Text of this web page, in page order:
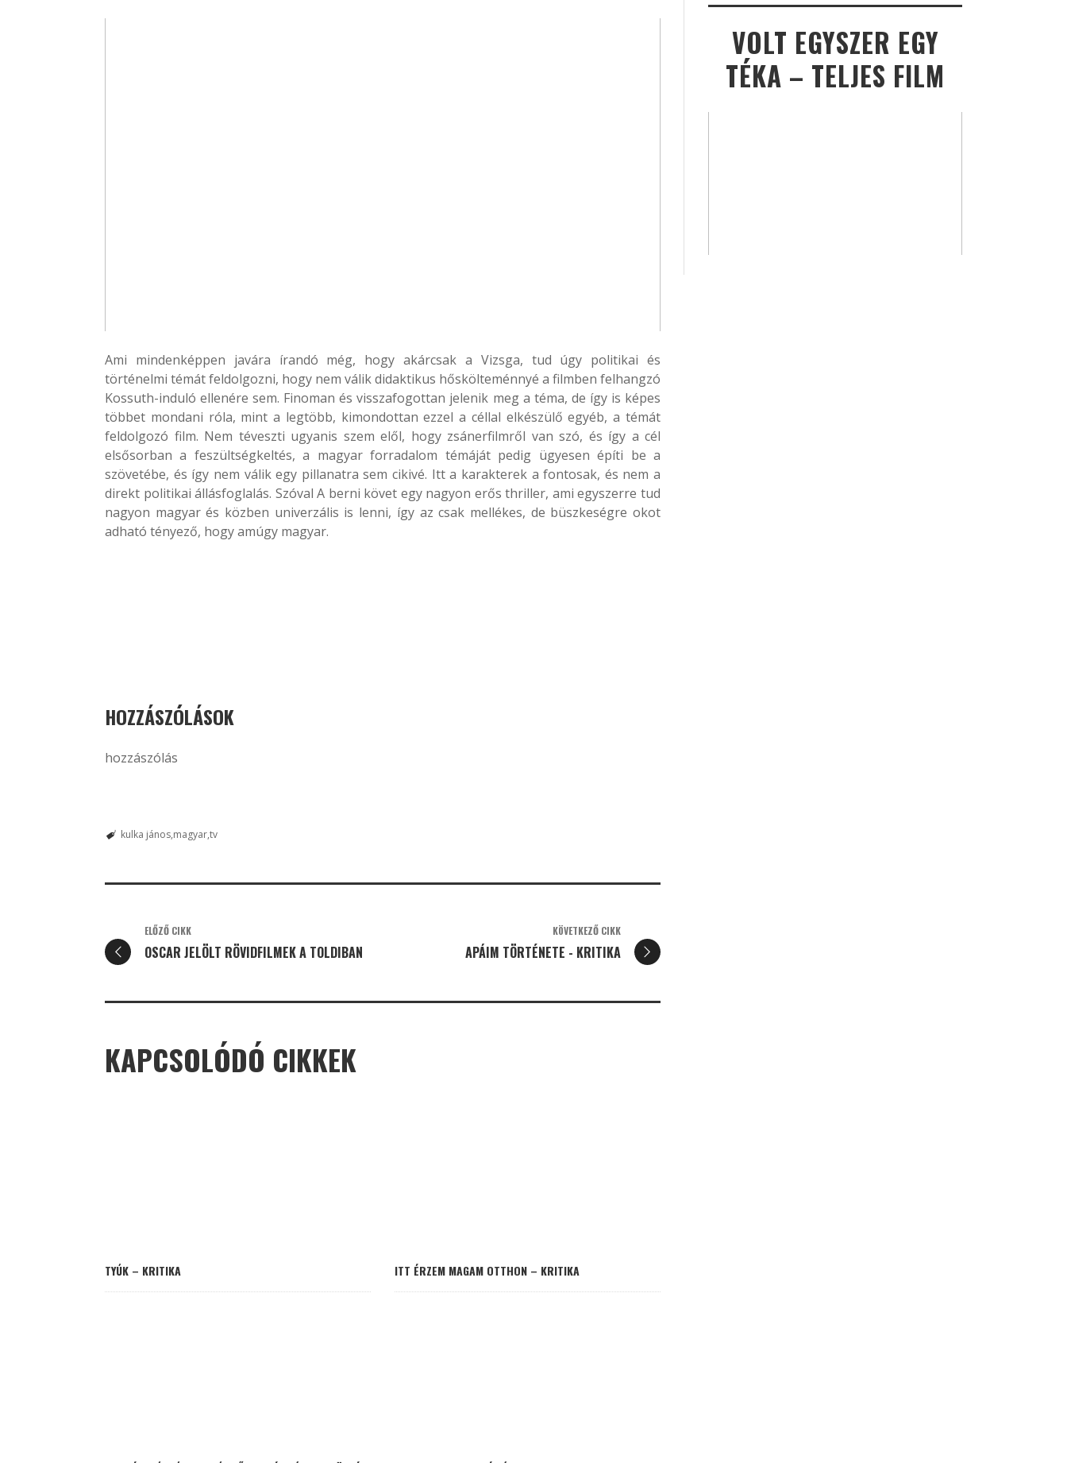
Ami mindenképpen javára írandó még, hogy akárcsak a Vizsga, tud úgy politikai és
történelmi témát feldolgozni, hogy nem válik didaktikus hőskölteménnyé a filmben felhangzó
Kossuth-induló ellenére sem. Finoman és visszafogottan jelenik meg a téma, de így is képes
többet mondani róla, mint a legtöbb, kimondottan ezzel a céllal elkészülő egyéb, a témát
feldolgozó film. Nem téveszti ugyanis szem elől, hogy zsánerfilmről van szó, és így a cél
elsősorban a feszültségkeltés, a magyar forradalom témáját pedig ügyesen építi be a
szövetébe, és így nem válik egy pillanatra sem cikivé. Itt a karakterek a fontosak, és nem a
direkt politikai állásfoglalás. Szóval A berni követ egy nagyon erős thriller, ami egyszerre tud
nagyon magyar és közben univerzális is lenni, így az csak mellékes, de büszkeségre okot
adható tényező, hogy amúgy magyar.
HOZZÁSZÓLÁSOK
hozzászólás
kulka jános magyartv
ELŐZŐ CIKK
OSCAR JELÖLT RÖVIDFILMEK A TOLDIBAN
KÖVETKEZŐ CIKK
APÁIM TÖRTÉNETE - KRITIKA
KAPCSOLÓDÓ CIKKEK
TYÚK – KRITIKA ITT ÉRZEM MAGAM OTTHON – KRITIKA
VOLT EGYSZER EGY
TÉKA – TELJES FILM